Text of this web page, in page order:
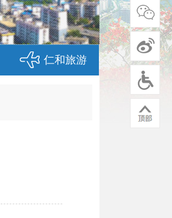
仁和旅游